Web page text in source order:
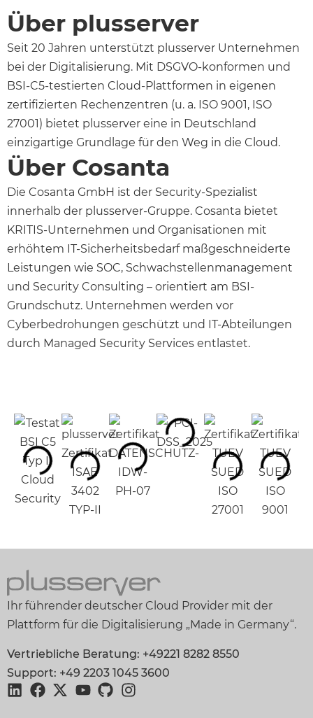
Über plusserver
Seit 20 Jahren unterstützt plusserver Unternehmen
bei der Digitalisierung. Mit DSGVO-konformen und
BSI-C5-testierten Cloud-Plattformen in eigenen
zertifizierten Rechenzentren (u. a. ISO 9001, ISO
27001) bietet plusserver eine in Deutschland
einzigartige Grundlage für den Weg in die Cloud.
Über Cosanta
Die Cosanta GmbH ist der Security-Spezialist
innerhalb der plusserver-Gruppe. Cosanta bietet
KRITIS-Unternehmen und Organisationen mit
erhöhtem IT-Sicherheitsbedarf maßgeschneiderte
Leistungen wie SOC, Schwachstellenmanagement
und Security Consulting – orientiert am BSI-
Grundschutz. Unternehmen werden vor
Cyberbedrohungen geschützt und IT-Abteilungen
durch Managed Security Services entlastet.
Ihr führender deutscher Cloud Provider mit der
Plattform für die Digitalisierung „Made in Germany“.
Vertriebliche Beratung: +49221 8282 8550
Support: +49 2203 1045 3600